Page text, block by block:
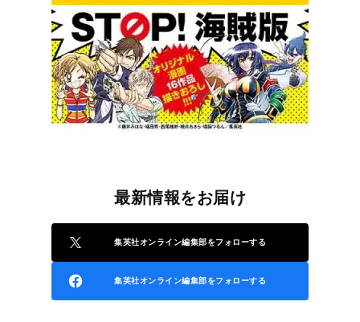
最新情報をお届け
集英社オンライン編集部をフォローする
集英社オンライン編集部をフォローする